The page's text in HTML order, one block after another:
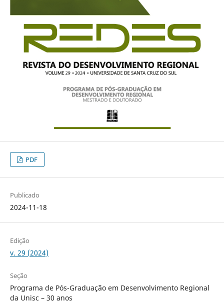
PDF
Publicado
2024-11-18
Edição
v. 29 (2024)
Seção
Programa de Pós-Graduação em Desenvolvimento Regional
da Unisc – 30 anos